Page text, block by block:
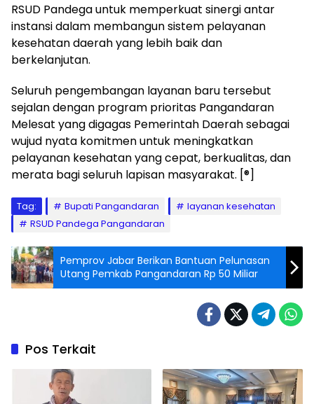
RSUD Pandega untuk memperkuat sinergi antar
instansi dalam membangun sistem pelayanan
kesehatan daerah yang lebih baik dan
berkelanjutan.
Seluruh pengembangan layanan baru tersebut
sejalan dengan program prioritas Pangandaran
Melesat yang digagas Pemerintah Daerah sebagai
wujud nyata komitmen untuk meningkatkan
pelayanan kesehatan yang cepat, berkualitas, dan
merata bagi seluruh lapisan masyarakat. [®]
Tag: Bupati Pangandaran
layanan kesehatan
RSUD Pandega Pangandaran
Pemprov Jabar Berikan Bantuan Pelunasan
Utang Pemkab Pangandaran Rp 50 Miliar
Pos Terkait